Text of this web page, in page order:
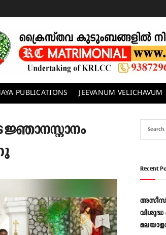
PUBLICATIONS JEEVANUM VELICHAVUM
Recent
വിശുദ്ധ